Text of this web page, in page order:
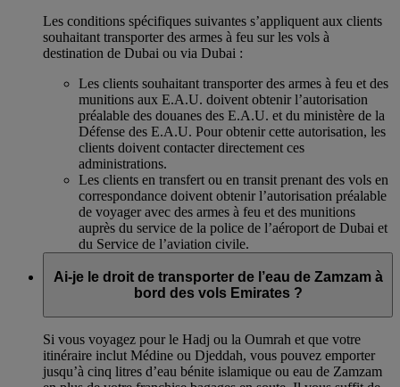
Les conditions spécifiques suivantes s’appliquent aux clients
souhaitant transporter des armes à feu sur les vols à
destination de Dubai ou via Dubai :
Les clients souhaitant transporter des armes à feu et des
munitions aux E.A.U. doivent obtenir l’autorisation
préalable des douanes des E.A.U. et du ministère de la
Défense des E.A.U. Pour obtenir cette autorisation, les
clients doivent contacter directement ces
administrations.
Les clients en transfert ou en transit prenant des vols en
correspondance doivent obtenir l’autorisation préalable
de voyager avec des armes à feu et des munitions
auprès du service de la police de l’aéroport de Dubai et
du Service de l’aviation civile.
Ai-je le droit de transporter de l’eau de Zamzam à
bord des vols Emirates ?
Si vous voyagez pour le Hadj ou la Oumrah et que votre
itinéraire inclut Médine ou Djeddah, vous pouvez emporter
jusqu’à cinq litres d’eau bénite islamique ou eau de Zamzam